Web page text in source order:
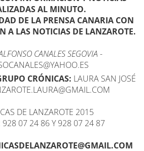
AL MINUTO.
DE LA PRENSA CANARIA CON
A LAS NOTICIAS DE LANZAROTE.
CANALES SEGOVIA -
CRÓNICAS: LAURA SAN JOSÉ
DE LANZAROTE 2015
928 07 24 86 Y 928 07 24 87